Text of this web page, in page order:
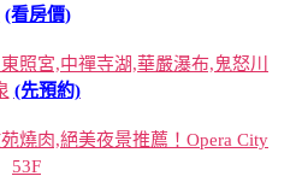
(看房價)
照宮,中禪寺湖,華嚴瀑布,鬼怒川
(先預約)
燒肉,絕美夜景推薦！Opera City
53F